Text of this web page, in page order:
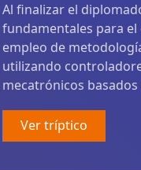
Al finalizar el
fundamentales para
empleo de
utilizando
mecatrónicos
Ver tríptico